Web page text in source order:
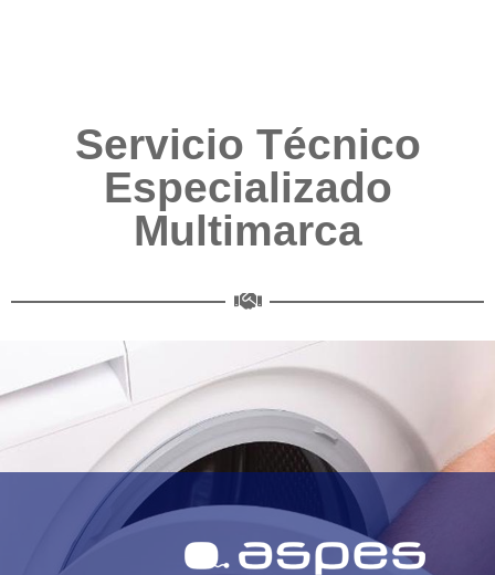
Servicio Técnico
Especializado
Multimarca